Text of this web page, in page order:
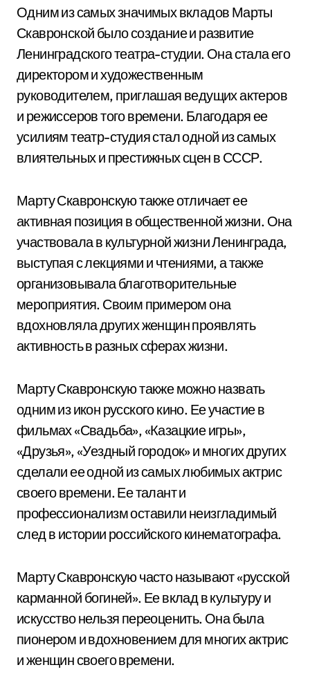
Одним из самых значимых вкладов Марты
Скавронской было создание и развитие
Ленинградского театра-студии. Она стала его
директором и художественным
руководителем, приглашая ведущих актеров
и режиссеров того времени. Благодаря ее
усилиям театр-студия стал одной из самых
влиятельных и престижных сцен в СССР.
Марту Скавронскую также отличает ее
активная позиция в общественной жизни. Она
участвовала в культурной жизни Ленинграда,
выступая с лекциями и чтениями, а также
организовывала благотворительные
мероприятия. Своим примером она
вдохновляла других женщин проявлять
активность в разных сферах жизни.
Марту Скавронскую также можно назвать
одним из икон русского кино. Ее участие в
фильмах «Свадьба», «Казацкие игры»,
«Друзья», «Уездный городок» и многих других
сделали ее одной из самых любимых актрис
своего времени. Ее талант и
профессионализм оставили неизгладимый
след в истории российского кинематографа.
Марту Скавронскую часто называют «русской
карманной богиней». Ее вклад в культуру и
искусство нельзя переоценить. Она была
пионером и вдохновением для многих актрис
и женщин своего времени.